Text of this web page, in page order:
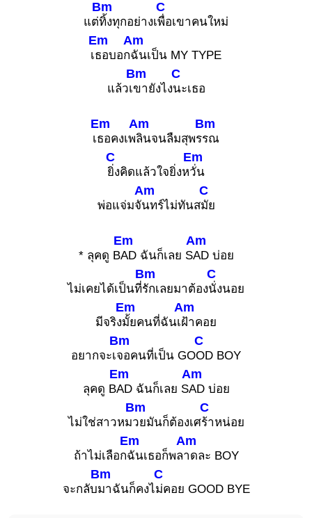
แต่
Bm
ทิ้งทุกอย่างเ
C
พื่อเขาคนใหม่
เ
Em
ธอบอก
Am
ฉันเป็น MY TYPE
แล้วเ
Bm
ขายังไง
C
นะเธอ
เ
Em
ธอคงเพ
Am
ลินจนลืมสุพร
Bm
รณ
C
ยิ่งคิดแล้วใจยิ่งห
Em
วั่น
พ่อแจ่มจั
Am
นทร์ไม่ทันส
C
มัย
* ลุคดู B
Em
AD ฉันก็เลย S
Am
AD บ่อย
ไม่เคยได้เป็นที่
Bm
รักเลยมาต้อง
C
นั่งนอย
มีจริง
Em
มั้ยคนที่ฉันเ
Am
ฝ้าคอย
อยากจะเ
Bm
จอคนที่เป็น GO
C
OD BOY
ลุคดู B
Em
AD ฉันก็เลย S
Am
AD บ่อย
ไม่ใช่สาวหม
Bm
วยมันก็ต้องเศ
C
ร้าหน่อย
ถ้าไม่เลือก
Em
ฉันเธอก็พล
Am
าดละ BOY
จะกลับ
Bm
มาฉันก็คงไ
C
ม่คอย GOOD BYE